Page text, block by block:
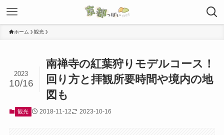
ホーム 観光
南禅寺の紅葉狩りモデルコース！
回り方と拝観所要時間や境内の地
図も
2023
10/16
観光 2018-11-12 2023-10-16